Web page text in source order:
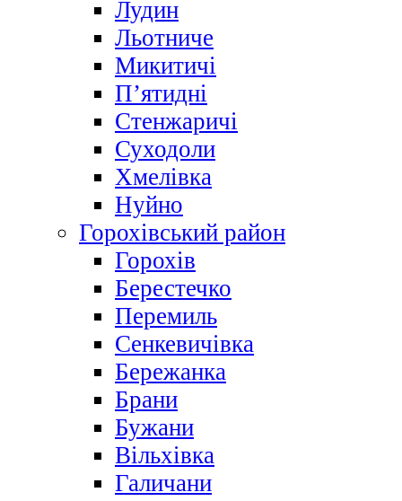
Лудин
Льотниче
Микитичі
П’ятидні
Стенжаричі
Суходоли
Хмелівка
Нуйно
Горохівський район
Горохів
Берестечко
Перемиль
Сенкевичівка
Бережанка
Брани
Бужани
Вільхівка
Галичани